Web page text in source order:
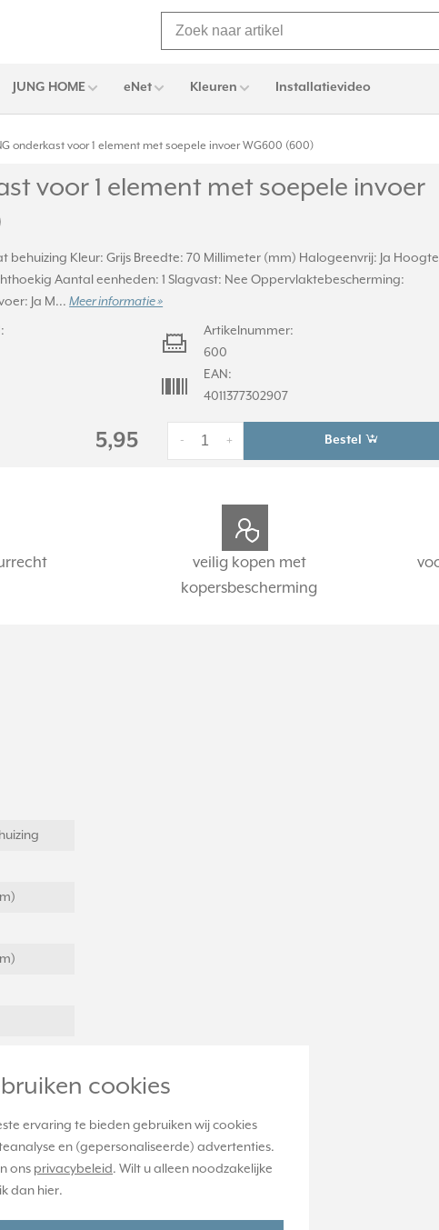
cookies
ervaring te bieden gebruiken wij cookies
en (gepersonaliseerde) advertenties.
ons privacybeleid. Wilt u alleen noodzakelijke
dan hier.
JUNG HOME eNet Kleuren Installatievideo
onderkast voor 1 element met soepele invoer WG600 (600)
voor 1 element met soepele invoer
behuizing Kleur: Grijs Breedte: 70 Millimeter (mm) Halogeenvrij: Ja
Aantal eenheden: 1 Slagvast: Nee Oppervlaktebescherming:
Ja M...Meer informatie »
Artikelnummer:
600
EAN:
4011377302907
5,95 +
- Bestel
veilig kopen met
kopersbescherming